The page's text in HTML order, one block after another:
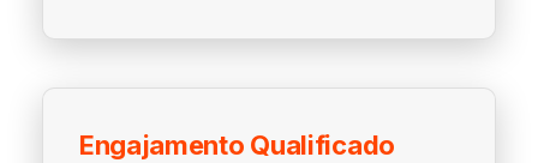
Engajamento Qualificado